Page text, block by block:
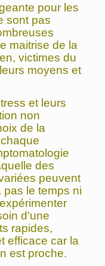
pour les
sont pas
maitrise de la
victimes du
moyens et
et leurs
non
de la
des
peuvent
pas le temps ni
d’une
rapides,
efficace car la
est proche.